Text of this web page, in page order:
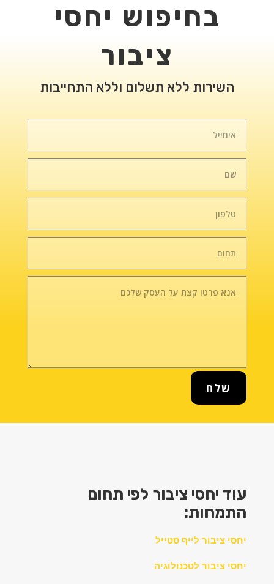
בחיפוש יחסי
ציבור
השירות ללא תשלום וללא התחייבות
שלח
עוד יחסי ציבור לפי תחום
התמחות:
יחסי ציבור לייף סטייל
יחסי ציבור לטכנולוגיה